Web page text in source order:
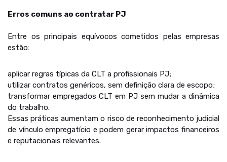
Erros comuns ao contratar PJ
Entre os principais equívocos cometidos pelas empresas
estão:
aplicar regras típicas da CLT a profissionais PJ;
utilizar contratos genéricos, sem definição clara de escopo;
transformar empregados CLT em PJ sem mudar a dinâmica
do trabalho.
Essas práticas aumentam o risco de reconhecimento judicial
de vínculo empregatício e podem gerar impactos financeiros
e reputacionais relevantes.